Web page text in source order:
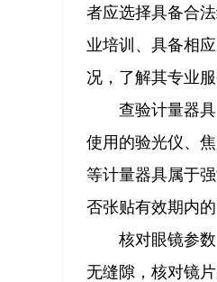
者应选择具备合
业培训、具备相
况，了解其专业
查验计量器
使用的验光仪、
等计量器具属于
否张贴有效期内
核对眼镜参
无缝隙，核对镜